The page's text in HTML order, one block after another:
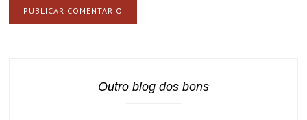
Outro blog dos bons